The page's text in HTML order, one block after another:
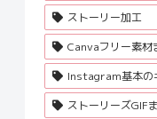
ストーリー加工
Canvaフリー素材
Instagram基本の
ストーリーズGIF